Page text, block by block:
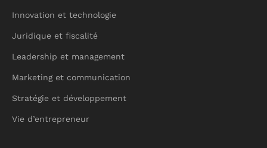
Innovation et technologie
Juridique et fiscalité
Leadership et management
Marketing et communication
Stratégie et développement
Vie d’entrepreneur